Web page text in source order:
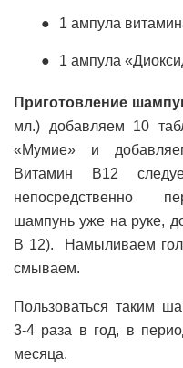
1 ампула
1 ампула
Приготовление
мл.) добавляем 10
«Мумие» и
Витамин В12
непосредственно
шампунь уже на руке,
В 12). Намыливаем
смываем.
Пользоваться таким
3-4 раза в год, в
месяца.